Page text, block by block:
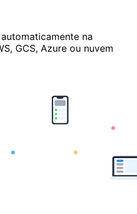
na
GCS, Azure ou nuvem